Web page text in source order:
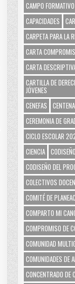
CAMPO FORMATIVO
CAPACIDADES
CARPETA PARA LA
CARTA
CARTA
CARTILLA DE
JÓVENES
CENEFAS
CEREMONIA DE
CICLO ESCOLAR
CIENCIA CODISEÑO
CODISEÑO DEL
COLECTIVOS
COMITÉ DE
COMPARTO MI
COMPROMISO DE
COMUNIDAD
COMUNIDADES DE
CONCENTRADO DE